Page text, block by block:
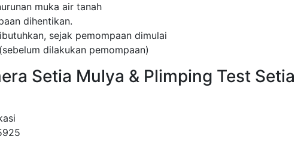
muka air tanah
dihentikan.
sejak pemompaan dimulai
dilakukan pemompaan)
Setia Mulya & Plimping Test Setia